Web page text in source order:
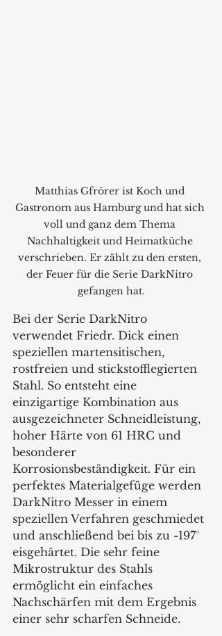
Matthias Gfrörer ist Koch und
Gastronom aus Hamburg und hat sich
voll und ganz dem Thema
Nachhaltigkeit und Heimatküche
verschrieben. Er zählt zu den ersten,
der Feuer für die Serie DarkNitro
gefangen hat.
Bei der Serie DarkNitro
verwendet Friedr. Dick einen
speziellen martensitischen,
rostfreien und stickstofflegierten
Stahl. So entsteht eine
einzigartige Kombination aus
ausgezeichneter Schneidleistung,
hoher Härte von 61 HRC und
besonderer
Korrosionsbeständigkeit. Für ein
perfektes Materialgefüge werden
DarkNitro Messer in einem
speziellen Verfahren geschmiedet
und anschließend bei bis zu -197°
eisgehärtet. Die sehr feine
Mikrostruktur des Stahls
ermöglicht ein einfaches
Nachschärfen mit dem Ergebnis
einer sehr scharfen Schneide.